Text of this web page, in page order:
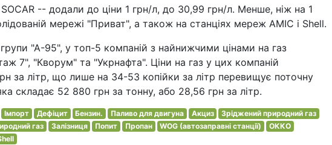
-- додали до ціни 1 грн/л, до 30,99 грн/л. Менше, ніж на 1
мережі "Приват", а також на станціях мереж AMIC і Shell.
"А-95", у топ-5 компаній з найнижчими цінами на газ
7", "Кворум" та "Укрнафта". Ціни на газ у цих компаній
за літр, що лише на 34-53 копійки за літр перевищує поточну
складає 52 880 грн за тонну, або 28,56 грн за літр.
Імпорт Дефіцит Бензин. Паливо для двигуна Акциз
Зріджений природний газ
газ Залізниця Попит Пропан WOG (автозаправні станції)
ОККО